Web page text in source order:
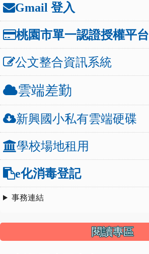
Gmail 登入
桃園市單一認證授權平台
公文整合資訊系統
雲端差勤
新興國小私有雲端硬碟
學校場地租用
e化消毒登記
事務連結
閱讀專區